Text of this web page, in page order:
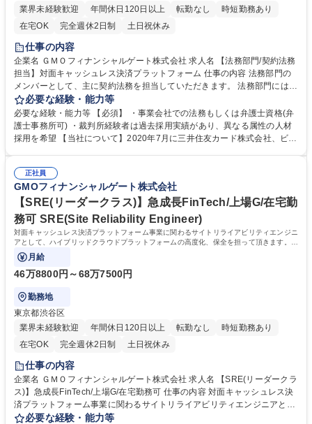
業界未経験歓迎
年間休日120日以上 転勤なし
時短勤務あり
在宅OK
完全週休2日制 土日祝休み
仕事の内容
企業名 ＧＭＯフィナンシャルゲート株式会社 求人名 【法務部門/契約法務
担当】対面キャッシュレス決済プラットフォーム 仕事の内容 法務部門の
メンバーとして、主に契約法務を担当していただきます。 法務部門には契
約法務のほか商事法務、その他法務関連等の業務があり、ご経験に応じて
幅広く携わっていただきます。 ■契約法務（メイン）：契約相談ヒアリン
グ、契約書・規約のレビュー、ゼロドラフト、案件管理、製本・捺印手続
き、PDF保管・管理 ■商事法務（サブ）：株主総会運営（事前準備全般か
ク更新、コンプライアンス関連 など 募集職種 【法務部門/契約法務担当】
対面キャッシュレス決済プラットフォーム
必要な経験・能力等
必要な経験・能力等 【必須】 ・事業会社での法務もしくは弁護士資格(弁
護士事務所可) ・裁判所経験者は過去採用実績があり、異なる属性の人材
採用を希望 【当社について】2020年7月に三井住友カード株式会社、ビ
シュレス市場成長性により飛躍的に成長している。日本のキャッシュレス
決済比率は39.3%(2023年度).日本政府はこ2025年までに40%程度を目指
す政策を打ち出していることも追い風の一つ。 学歴・資格 学歴：大学院
大学 語学力： 資格：
正社員
GMOフィナンシャルゲート株式会社
【SRE(リーダークラス)】急成長FinTech/上場G/在宅勤
務可 SRE(Site Reliability Engineer)
対面キャッシュレス決済プラットフォーム事業に関わるサイトリライアビリティエンジニ
アとして、ハイブリッドクラウドプラットフォームの高度化、保全を担って頂きます。イ
ンフラストラクチャ、ネットワーク、ミド
月給
46万8800円～68万7500円
勤務地
東京都渋谷区
業界未経験歓迎
年間休日120日以上 転勤なし
時短勤務あり
在宅OK
完全週休2日制 土日祝休み
仕事の内容
企業名 ＧＭＯフィナンシャルゲート株式会社 求人名 【SRE(リーダークラ
ス)】急成長FinTech/上場G/在宅勤務可 仕事の内容 対面キャッシュレス決
済プラットフォーム事業に関わるサイトリライアビリティエンジニアとし
て、ハイブリッドクラウドプラットフォームの高度化、保全を担って頂き
必要な経験・能力等